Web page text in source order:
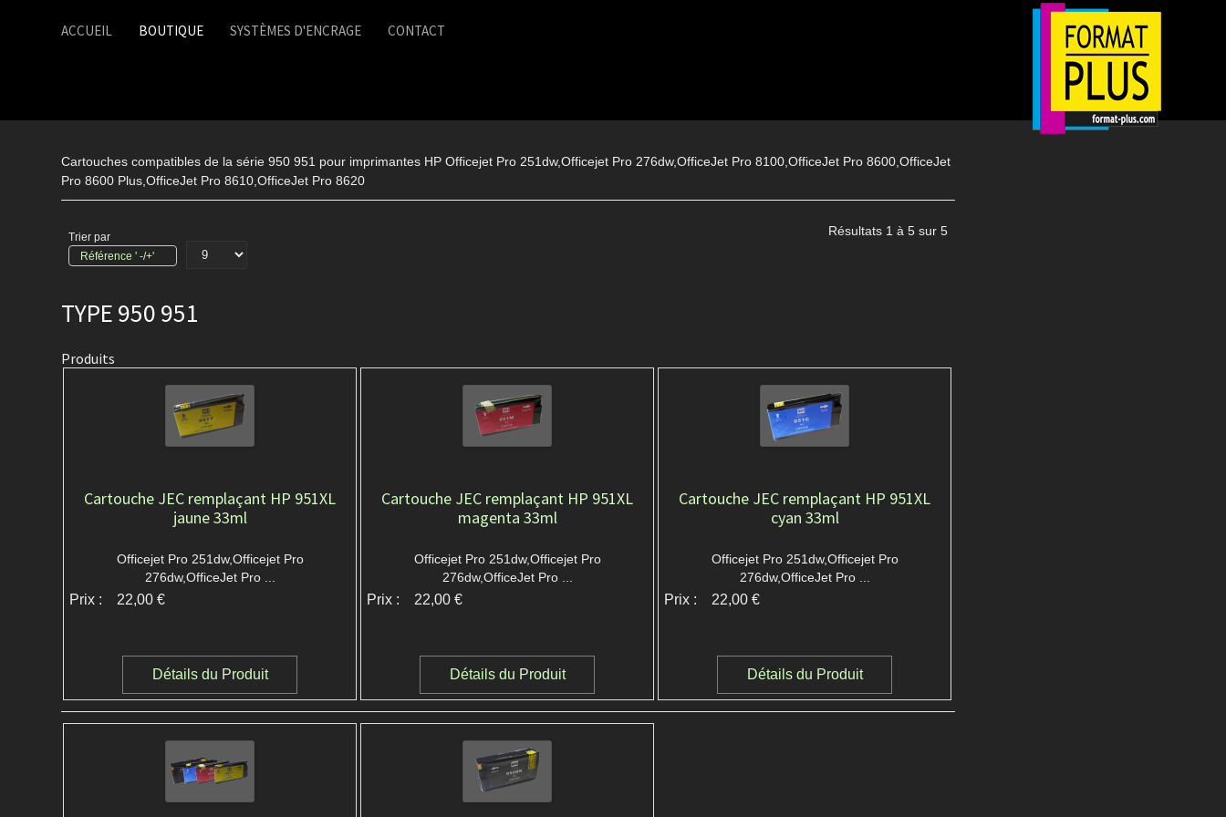
ACCUEIL BOUTIQUE SYSTÈMES D'ENCRAGE CONTACT
Cartouches compatibles de la série 950 951 pour imprimantes HP Officejet Pro 251dw,Officejet Pro 276dw,OfficeJet Pro 8100,OfficeJet Pro 8600,OfficeJet
Pro 8600 Plus,OfficeJet Pro 8610,OfficeJet Pro 8620
Trier par
Référence ' -/+'
Résultats 1 à 5 sur 5
TYPE 950 951
Produits
Cartouche JEC remplaçant HP 951XL
jaune 33ml
Officejet Pro 251dw,Officejet Pro
276dw,OfficeJet Pro ...
Prix : 22,00 €
Détails du Produit
Cartouche JEC remplaçant HP 951XL
magenta 33ml
Officejet Pro 251dw,Officejet Pro
276dw,OfficeJet Pro ...
Prix : 22,00 €
Détails du Produit
Cartouche JEC remplaçant HP 951XL
cyan 33ml
Officejet Pro 251dw,Officejet Pro
276dw,OfficeJet Pro ...
Prix : 22,00 €
Détails du Produit